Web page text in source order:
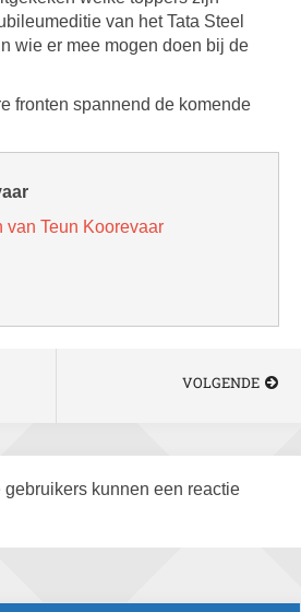
van het Tata Steel
wie er mee mogen doen bij de
fronten spannend de komende
van Teun Koorevaar
VOLGENDE
gebruikers kunnen een reactie